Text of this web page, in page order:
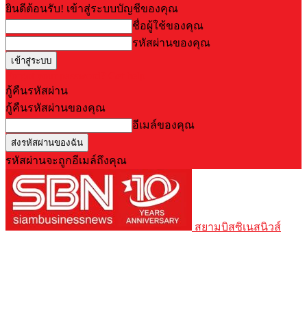
ยินดีต้อนรับ! เข้าสู่ระบบบัญชีของคุณ
ชื่อผู้ใช้ของคุณ
รหัสผ่านของคุณ
กู้คืนรหัสผ่าน
กู้คืนรหัสผ่านของคุณ
อีเมล์ของคุณ
รหัสผ่านจะถูกอีเมล์ถึงคุณ
สยามบิสซิเนสนิวส์